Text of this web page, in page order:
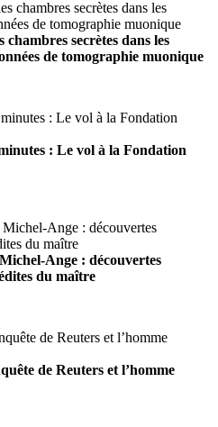
secrètes dans les
de tomographie muonique
: Le vol à la Fondation
Ange : découvertes
du maître
de Reuters et l’homme